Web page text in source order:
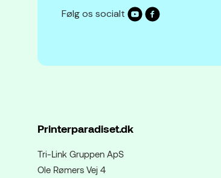
Følg os socialt
Printerparadiset.dk
Tri-Link Gruppen ApS
Ole Rømers Vej 4